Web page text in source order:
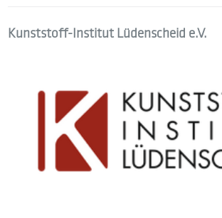
Kunststoff-Institut Lüdenscheid e.V.